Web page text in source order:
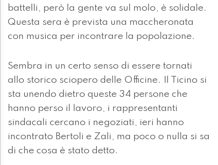
battelli, però la gente va sul molo, è solidale.
Questa sera è prevista una maccheronata
con musica per incontrare la popolazione.
Sembra in un certo senso di essere tornati
allo storico sciopero delle Officine. Il Ticino si
sta unendo dietro queste 34 persone che
hanno perso il lavoro, i rappresentanti
sindacali cercano i negoziati, ieri hanno
incontrato Bertoli e Zali, ma poco o nulla si sa
di che cosa è stato detto.